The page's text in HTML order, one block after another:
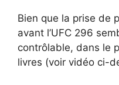
Bien que la prise de
avant l’UFC 296
contrôlable, dans le
livres (voir vidéo ci-